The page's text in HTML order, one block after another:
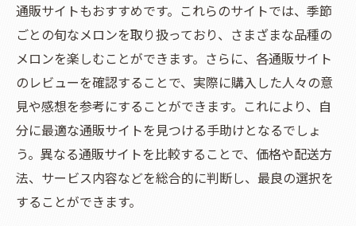
通販サイトもおすすめです。これらのサイトでは、季節
ごとの旬なメロンを取り扱っており、さまざまな品種の
メロンを楽しむことができます。さらに、各通販サイト
のレビューを確認することで、実際に購入した人々の意
見や感想を参考にすることができます。これにより、自
分に最適な通販サイトを見つける手助けとなるでしょ
う。異なる通販サイトを比較することで、価格や配送方
法、サービス内容などを総合的に判断し、最良の選択を
することができます。